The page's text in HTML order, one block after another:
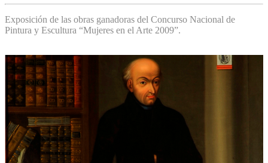
Exposición de las obras ganadoras del Concurso Nacional de
Pintura y Escultura “Mujeres en el Arte 2009”.